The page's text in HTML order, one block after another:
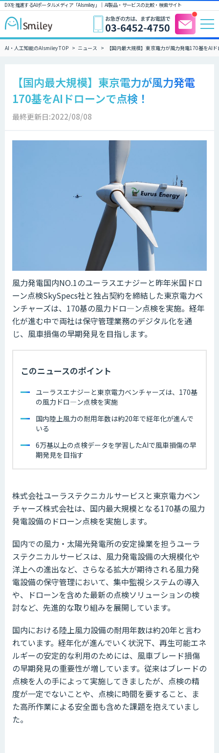
DXを推進するAIポータルメディア「AIsmiley」｜ AI製品・サービスの比較・検索サイト
AI・人工知能のAIsmiley TOP ニュース 【国内最大規模】東京電力が風力発電170基をAI
【国内最大規模】東京電力が風力発電
170基をAIドローンで点検！
最終更新日:2022/08/08
風力発電国内NO.1のユーラスエナジーと昨年米国ドロ
ーン点検SkySpecs社と独占契約を締結した東京電力ベ
ンチャーズは、170基の風力ドロ―ン点検を実施。経年
化が進む中で両社は保守管理業務のデジタル化を通
じ、風車損傷の早期発見を目指します。
このニュースのポイント
ユーラスエナジーと東京電力ベンチャーズは、170基
の風力ドロ―ン点検を実施
国内陸上風力の耐用年数は約20年で経年化が進んで
いる
6万基以上の点検データを学習したAIで風車損傷の早
期発見を目指す
株式会社ユーラステクニカルサービスと東京電力ベン
チャーズ株式会社は、国内最大規模となる170基の風力
発電設備のドローン点検を実施します。
国内での風力・太陽光発電所の安定操業を担うユーラ
ステクニカルサービスは、風力発電設備の大規模化や
洋上への進出など、さらなる拡大が期待される風力発
電設備の保守管理において、集中監視システムの導入
や、ドローンを含めた最新の点検ソリューションの検
討など、先進的な取り組みを展開しています。
国内における陸上風力設備の耐用年数は約20年と言わ
れています。経年化が進んでいく状況下、再生可能エネ
ルギーの安定的な利用のためには、風車ブレード損傷
の早期発見の重要性が増しています。従来はブレードの
点検を人の手によって実施してきましたが、点検の精
度が一定でないことや、点検に時間を要すること、ま
た高所作業による安全面も含めた課題を抱えていまし
た。